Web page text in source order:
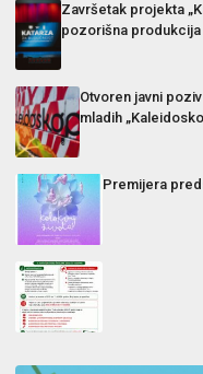
Završetak projekta
pozorišna produkcija
Otvoren javni
mladih
Premijera